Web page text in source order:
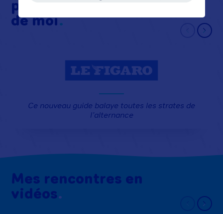
presque, mais on parle
de moi
Ce nouveau guide balaye toutes les strates de
l’alternance
Mes rencontres en
vidéos